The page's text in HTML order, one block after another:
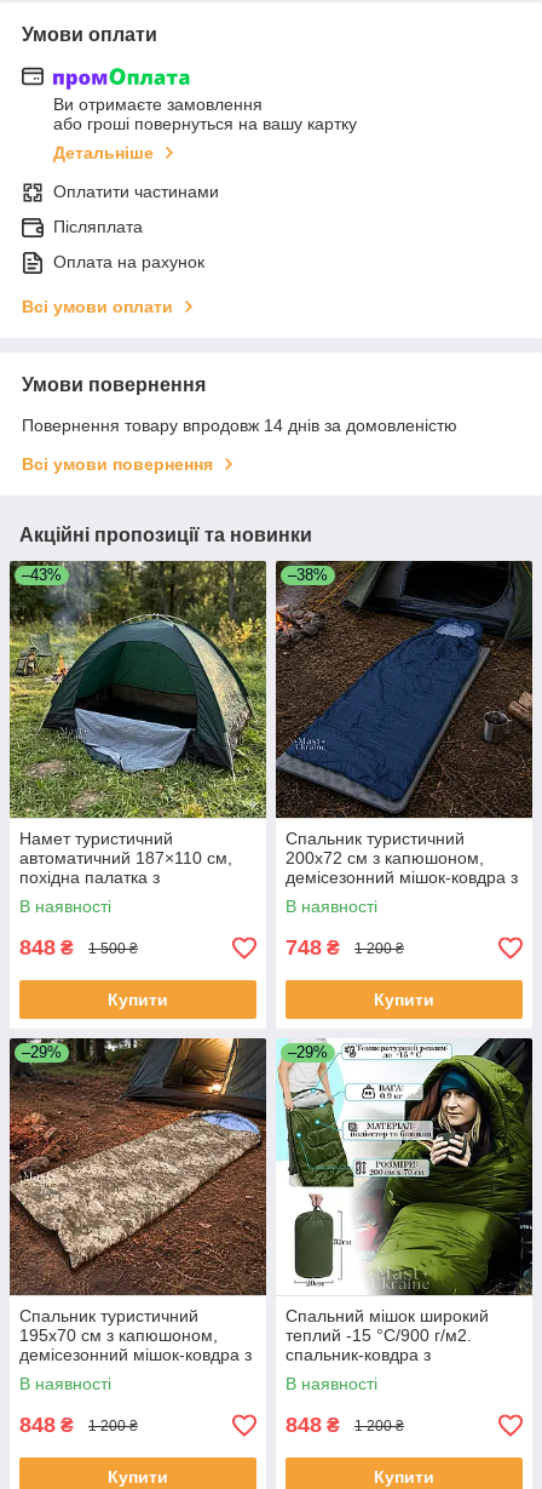
Умови оплати
Ви отримаєте замовлення
або гроші повернуться на вашу картку
Детальніше
Оплатити частинами
Післяплата
Оплата на рахунок
Всі умови оплати
Умови повернення
Повернення товару впродовж 14 днів за домовленістю
Всі умови повернення
Акційні пропозиції та новинки
–43%
Намет туристичний
автоматичний 187×110 см,
похідна палатка з
антимоскітною сіткою та
чохлом для перенесення,
NAM-02-Green
В наявності
848 ₴ 1 500 ₴
Купити
–38%
Спальник туристичний
200х72 см з капюшоном,
демісезонний мішок-ковдра з
наповнювачем холлофайбер
Синій, XK-202-Blue
В наявності
748 ₴ 1 200 ₴
Купити
–29%
Спальник туристичний
195х70 см з капюшоном,
демісезонний мішок-ковдра з
наповнювачем холлофайбер
Піксель, VMM-014-Pixel
В наявності
848 ₴ 1 200 ₴
Купити
–29%
Спальний мішок широкий
теплий -15 °C/900 г/м2.
спальник-ковдра з
капюшоном XK-202-Khaki
В наявності
848 ₴ 1 200 ₴
Купити